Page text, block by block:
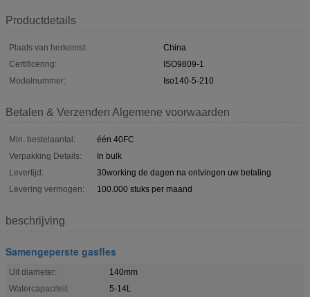
Productdetails
Plaats van herkomst:
China
Certificering:
ISO9809-1
Modelnummer:
Iso140-5-210
Betalen & Verzenden Algemene voorwaarden
Min. bestelaantal:
één 40FC
Verpakking Details:
In bulk
Levertijd:
30working de dagen na ontvingen uw betaling
Levering vermogen:
100.000 stuks per maand
beschrijving
Samengeperste gasfles
Uit diameter:
140mm
Watercapaciteit:
5-14L